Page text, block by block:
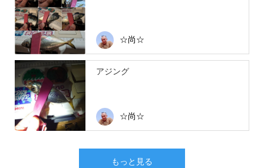
☆尚☆
アジング
☆尚☆
もっと見る